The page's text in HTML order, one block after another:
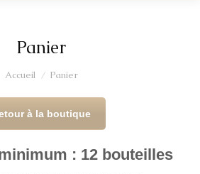
Panier
Accueil Panier
à la boutique
: 12 bouteilles